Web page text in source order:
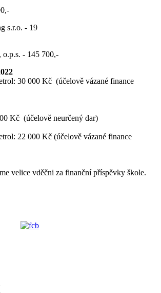
s.r.o. - 19
o.p.s. - 145 700,-
30 000 Kč (účelově vázané finance
Kč (účelově neurčený dar)
22 000 Kč (účelově vázané finance
velice vděčni za finanční příspěvky škole.